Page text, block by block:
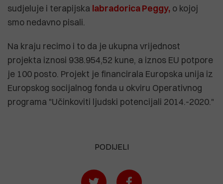
sudjeluje i terapijska labradorica Peggy, o kojoj
smo nedavno pisali.
Na kraju recimo i to da je ukupna vrijednost
projekta iznosi 938.954,52 kune, a iznos EU potpore
je 100 posto. Projekt je financirala Europska unija iz
Europskog socijalnog fonda u okviru Operativnog
programa "Učinkoviti ljudski potencijali 2014.-2020."
PODIJELI